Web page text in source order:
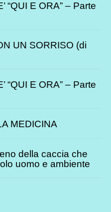
“QUI E ORA” – Parte
UN SORRISO (di
“QUI E ORA” – Parte
MEDICINA
della caccia che
uomo e ambiente